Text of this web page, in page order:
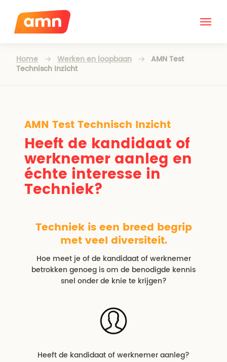
Home Werken en loopbaan
AMN Test
Technisch Inzicht
AMN Test Technisch Inzicht
Heeft de kandidaat of
werknemer aanleg en
échte interesse in
Techniek?
Techniek is een breed begrip
met veel diversiteit.
Hoe meet je of de kandidaat of werknemer
betrokken genoeg is om de benodigde kennis
snel onder de knie te krijgen?
Heeft de kandidaat of werknemer aanleg?